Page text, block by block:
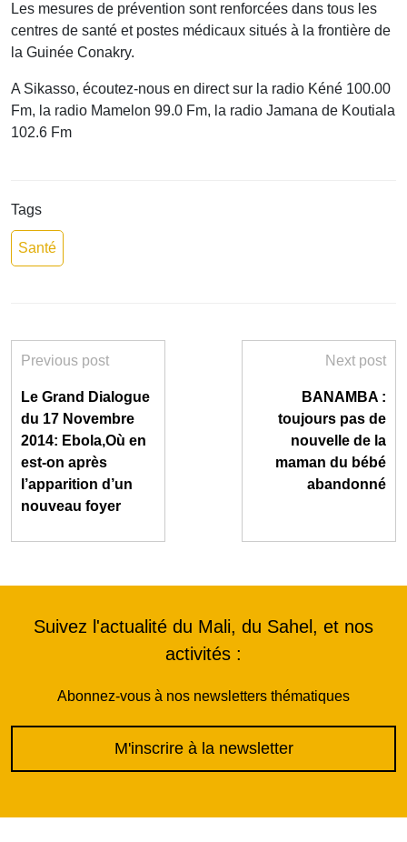
Les mesures de prévention sont renforcées dans tous les
centres de santé et postes médicaux situés à la frontière de
la Guinée Conakry.
A Sikasso, écoutez-nous en direct sur la radio Kéné 100.00
Fm, la radio Mamelon 99.0 Fm, la radio Jamana de Koutiala
102.6 Fm
Tags
Santé
Previous post
Le Grand Dialogue
du 17 Novembre
2014: Ebola,Où en
est-on après
l’apparition d’un
nouveau foyer
Next post
BANAMBA :
toujours pas de
nouvelle de la
maman du bébé
abandonné
Suivez l'actualité du Mali, du Sahel, et nos
activités :
Abonnez-vous à nos newsletters thématiques
M'inscrire à la newsletter